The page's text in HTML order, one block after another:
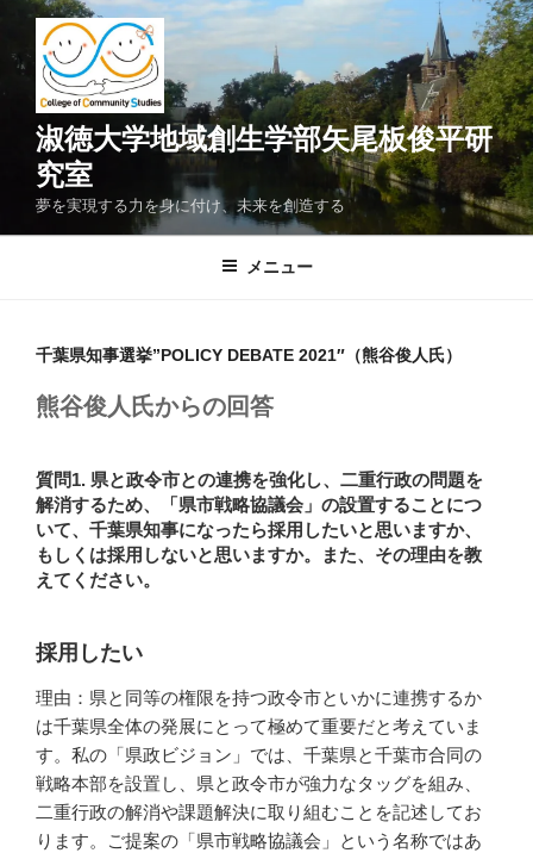
ン
ッ
淑徳大学地域創生学部矢尾板俊平研
究室
夢を実現する力を身に付け、未来を創造する
メニュー
千葉県知事選挙”POLICY DEBATE 2021″（熊谷俊人氏）
熊谷俊人氏からの回答
質問1. 県と政令市との連携を強化し、二重行政の問題を
解消するため、「県市戦略協議会」の設置することにつ
いて、千葉県知事になったら採用したいと思いますか、
もしくは採用しないと思いますか。また、その理由を教
えてください。
採用したい
理由：県と同等の権限を持つ政令市といかに連携するか
は千葉県全体の発展にとって極めて重要だと考えていま
す。私の「県政ビジョン」では、千葉県と千葉市合同の
戦略本部を設置し、県と政令市が強力なタッグを組み、
二重行政の解消や課題解決に取り組むことを記述してお
ります。ご提案の「県市戦略協議会」という名称ではあ